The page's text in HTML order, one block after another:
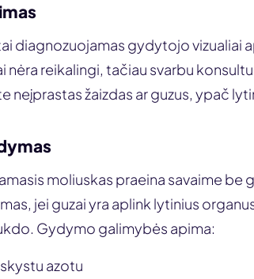
diagnozuojamas gydytojo vizualiai
nėra reikalingi, tačiau svarbu
neįprastas žaizdas ar guzus, ypač
moliuskas praeina savaime be
jei guzai yra aplink lytinius
Gydymo galimybės apima:
azotu